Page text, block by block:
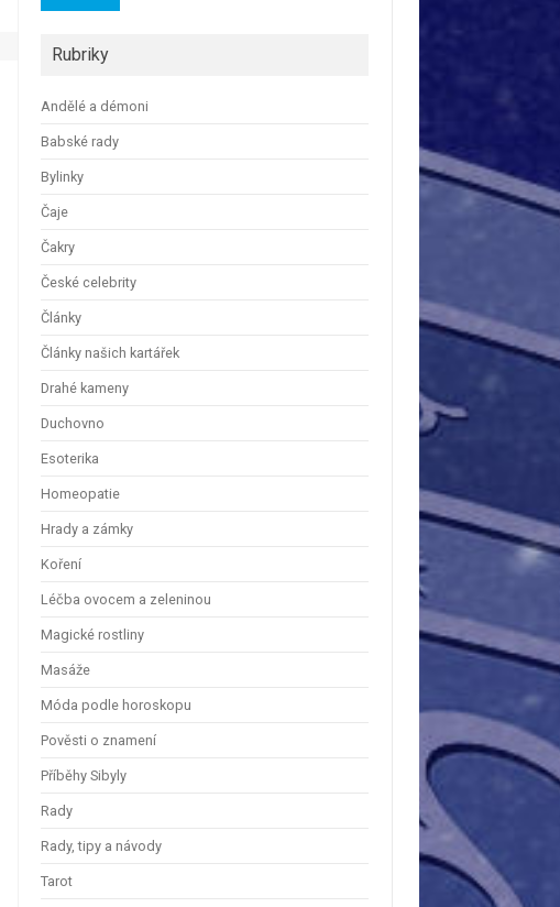
Rubriky
Andělé a démoni
Babské rady
Bylinky
Čaje
Čakry
České celebrity
Články
Články našich kartářek
Drahé kameny
Duchovno
Esoterika
Homeopatie
Hrady a zámky
Koření
Léčba ovocem a zeleninou
Magické rostliny
Masáže
Móda podle horoskopu
Pověsti o znamení
Příběhy Sibyly
Rady
Rady, tipy a návody
Tarot